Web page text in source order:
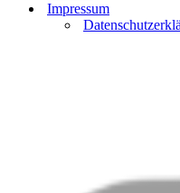
Impressum